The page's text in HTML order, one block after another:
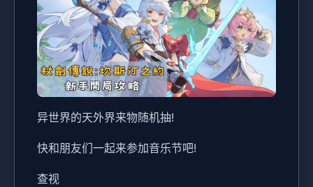
异世界的天外界来物随机抽!
快和朋友们一起来参加音乐节吧!
查视